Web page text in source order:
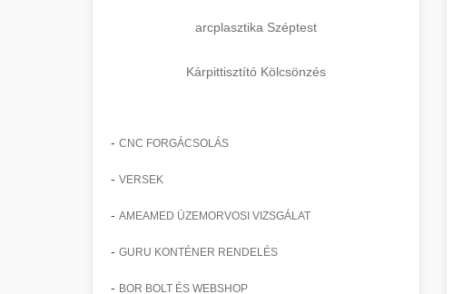
arcplasztika Széptest
Kárpittisztító Kölcsönzés
- CNC FORGÁCSOLÁS
- VERSEK
- AMEAMED ÜZEMORVOSI VIZSGÁLAT
- GURU KONTÉNER RENDELÉS
- BOR BOLT ÉS WEBSHOP